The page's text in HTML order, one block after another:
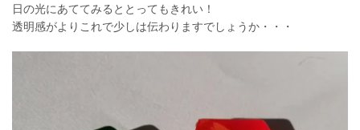
日の光にあててみるととってもきれい！
透明感がよりこれで少しは伝わりますでしょうか・・・